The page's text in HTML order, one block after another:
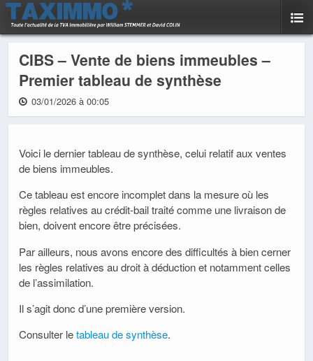
CIBS – Vente de biens immeubles –
Premier tableau de synthèse
03/01/2026 à 00:05
Voici le dernier tableau de synthèse, celui relatif aux ventes
de biens immeubles.
Ce tableau est encore incomplet dans la mesure où les
règles relatives au crédit-bail traité comme une livraison de
bien, doivent encore être précisées.
Par ailleurs, nous avons encore des difficultés à bien cerner
les règles relatives au droit à déduction et notamment celles
de l’assimilation.
Il s’agit donc d’une première version.
Consulter letableau de synthèse.